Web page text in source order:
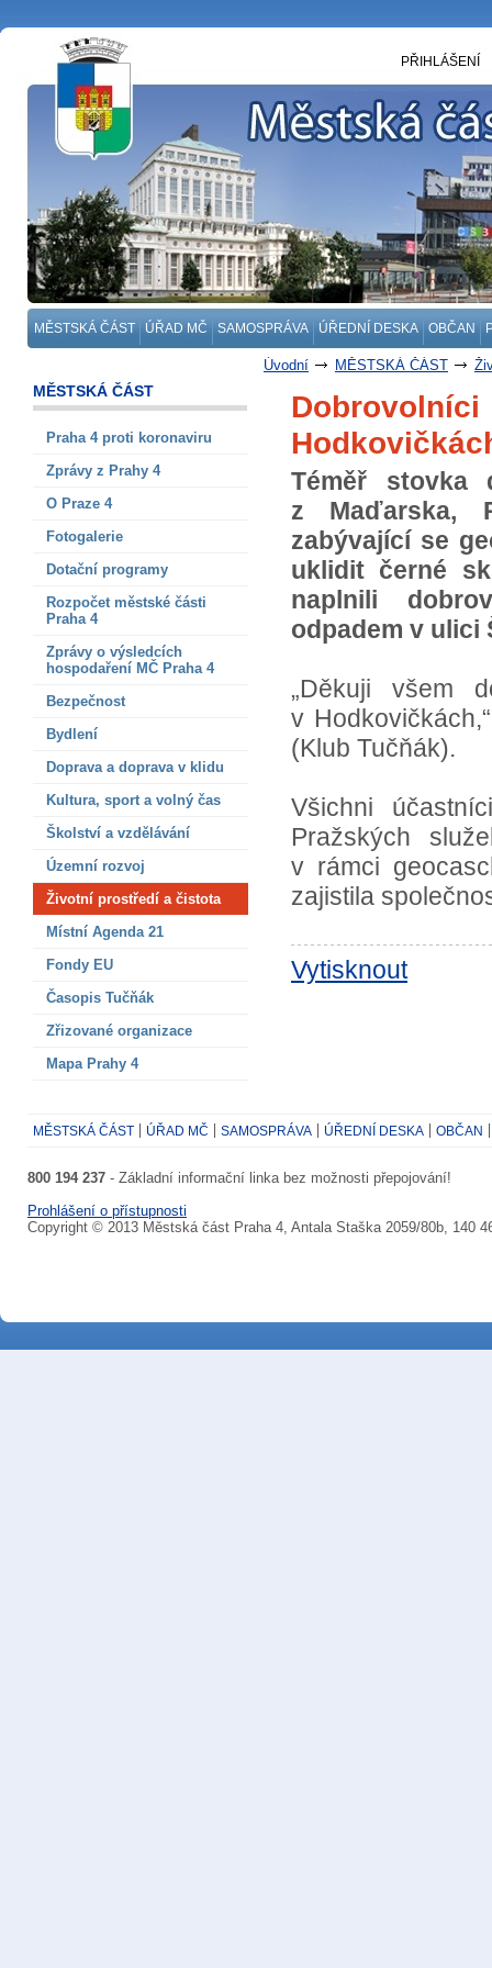
MĚSTSKÁ ČÁST ÚŘAD MČ SAMOSPRÁVA ÚŘEDNÍ DESKA OBČAN
PŘIHLÁŠENÍ
Úvodní MĚSTSKÁ ČÁST
MĚSTSKÁ ČÁST
Praha 4 proti koronaviru
Zprávy z Prahy 4
O Praze 4
Fotogalerie
Dotační programy
Rozpočet městské části
Praha 4
Zprávy o výsledcích
hospodaření MČ Praha 4
Bezpečnost
Bydlení
Doprava a doprava v klidu
Kultura, sport a volný čas
Školství a vzdělávání
Územní rozvoj
Životní prostředí a čistota
Místní Agenda 21
Fondy EU
Časopis Tučňák
Zřizované organizace
Mapa Prahy 4
Téměř stovka
z Maďarska,
zabývající se
uklidit černé
naplnili
odpadem v ulici
„Děkuji všem
v
(Klub Tučňák).
Všichni
Pražských
v rámci
zajistila
Vytisknout
MĚSTSKÁ ČÁST ÚŘAD MČ SAMOSPRÁVA ÚŘEDNÍ DESKA OBČAN
800 194 237 - Základní informační linka bez možnosti přepojování!
Prohlášení o přístupnosti
Copyright © 2013 Městská část Praha 4, Antala Staška 2059/80b, 140